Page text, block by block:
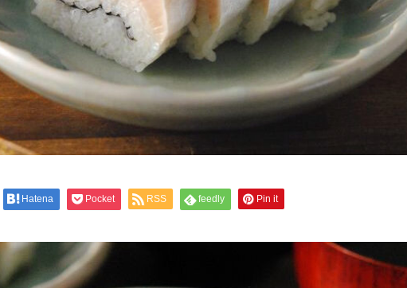
Hatena Pocket RSS feedly Pin it